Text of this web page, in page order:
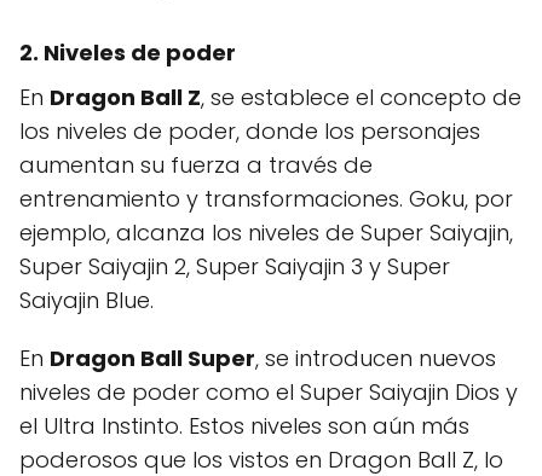
2. Niveles de poder
En Dragon Ball Z, se establece el concepto de
los niveles de poder, donde los personajes
aumentan su fuerza a través de
entrenamiento y transformaciones. Goku, por
ejemplo, alcanza los niveles de Super Saiyajin,
Super Saiyajin 2, Super Saiyajin 3 y Super
Saiyajin Blue.
En Dragon Ball Super, se introducen nuevos
niveles de poder como el Super Saiyajin Dios y
el Ultra Instinto. Estos niveles son aún más
poderosos que los vistos en Dragon Ball Z, lo